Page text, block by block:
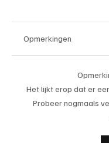
19-05-2026,
Opmerkingen
Het lijkt erop dat er
Probeer nogmaals